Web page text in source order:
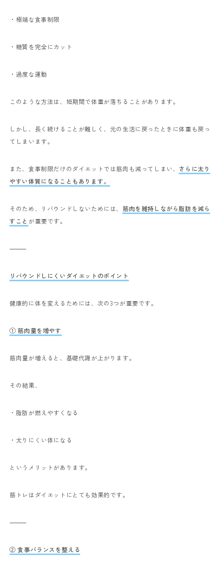
・極端な食事制限
・糖質を完全にカット
・過度な運動
このような方法は、短期間で体重が落ちることがあります。
しかし、長く続けることが難しく、元の生活に戻ったときに体重も戻っ
てしまいます。
また、食事制限だけのダイエットでは筋肉も減ってしまい、 さらに太り
やすい体質になることもあります。
そのため、リバウンドしないためには、 筋肉を維持しながら脂肪を減ら
すこと が重要です。
⸻
リバウンドしにくいダイエットのポイント
健康的に体を変えるためには、次の3つが重要です。
① 筋肉量を増やす
筋肉量が増えると、基礎代謝が上がります。
その結果、
・脂肪が燃えやすくなる
・太りにくい体になる
というメリットがあります。
筋トレはダイエットにとても効果的です。
⸻
② 食事バランスを整える